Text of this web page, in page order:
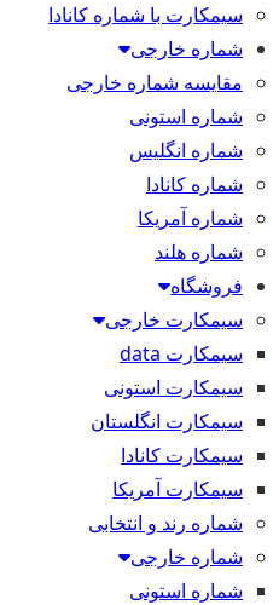
سیمکارت با شماره کانادا
شماره خارجی
مقایسه شماره خارجی
شماره استونی
شماره انگلیس
شماره کانادا
شماره آمریکا
شماره هلند
فروشگاه
سیمکارت خارجی
سیمکارت data
سیمکارت استونی
سیمکارت انگلستان
سیمکارت کانادا
سیمکارت آمریکا
شماره رند و انتخابی
شماره خارجی
شماره استونی